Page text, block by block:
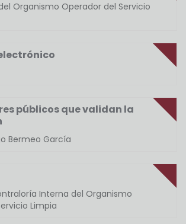
Organismo Operador del Servicio
públicos que validan la
Bermeo García
Interna del Organismo
Limpia